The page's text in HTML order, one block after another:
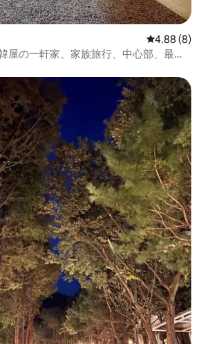
レビュー8件
4.88 (8)
屋の一軒家、家族旅行、中心部、最大6